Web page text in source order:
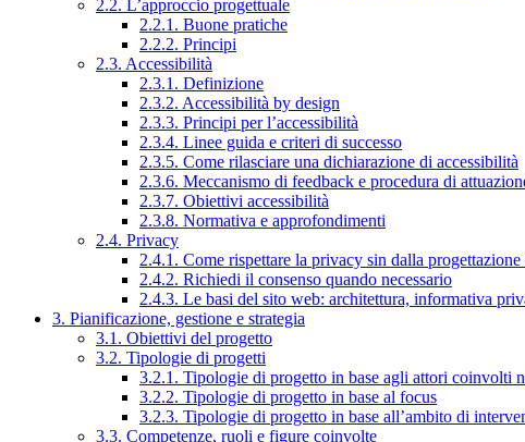
2.2. L’approccio progettuale
2.2.1. Buone pratiche
2.2.2. Principi
2.3. Accessibilità
2.3.1. Definizione
2.3.2. Accessibilità by design
2.3.3. Principi per l’accessibilità
2.3.4. Linee guida e criteri di successo
2.3.5. Come rilasciare una dichiarazione di accessibilità
2.3.6. Meccanismo di feedback e procedura di
2.3.7. Obiettivi accessibilità
2.3.8. Normativa e approfondimenti
2.4. Privacy
2.4.1. Come rispettare la privacy sin dalla
2.4.2. Richiedi il consenso quando necessario
2.4.3. Le basi del sito web: architettura, informativa
3. Pianificazione, gestione e strategia
3.1. Obiettivi del progetto
3.2. Tipologie di progetti
3.2.1. Tipologie di progetto in base agli attori coinvolti
3.2.2. Tipologie di progetto in base al focus
3.2.3. Tipologie di progetto in base all’ambito di
3.3. Competenze, ruoli e figure coinvolte